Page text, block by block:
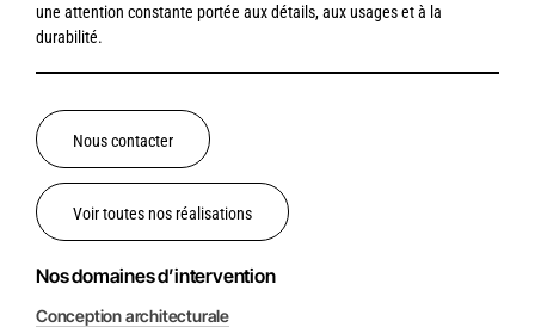
une attention constante portée aux détails, aux usages et à la
durabilité.
Nous contacter
Voir toutes nos réalisations
Nos domaines d’intervention
Conception architecturale